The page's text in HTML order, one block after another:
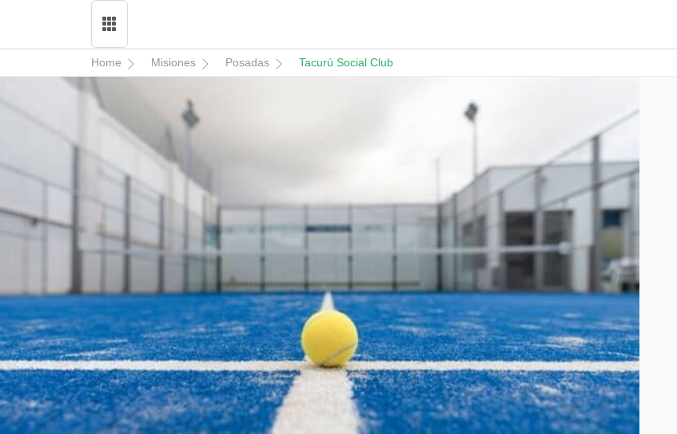
Home Misiones Posadas Tacurú Social Club